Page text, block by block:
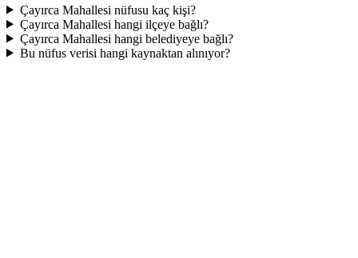
Çayırca Mahallesi nüfusu kaç kişi?
Çayırca Mahallesi hangi ilçeye bağlı?
Çayırca Mahallesi hangi belediyeye bağlı?
Bu nüfus verisi hangi kaynaktan alınıyor?